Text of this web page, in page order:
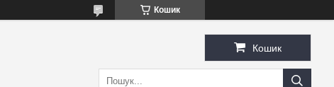
Кошик
Кошик